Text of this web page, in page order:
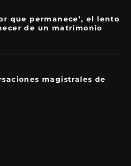
que permanece’, el lento
de un matrimonio
magistrales de